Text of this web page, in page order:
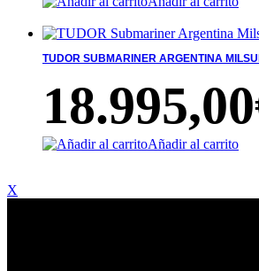
TUDOR SUBMARINER ARGENTINA
18.995,00
Añadir al carrito
X